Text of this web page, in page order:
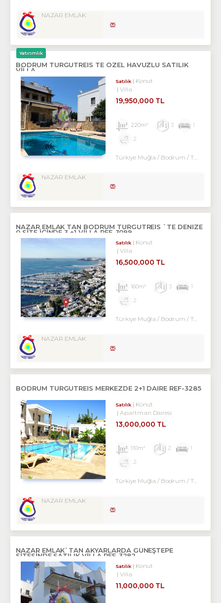
NAZAR EMLAK
Yatırımlık
BODRUM TURGUTREİS TE ÖZEL HAVUZLU SATILIK
VİLLA
Satılık
Konut
Villa
19,950,000 TL
220m² 3
1
2
Türkiye Muğla / Bodrum / Turgutreis
NAZAR EMLAK
NAZAR EMLAK TAN BODRUM TURGUTREİS `TE DENİZE
0 SİTE İÇİNDE 3 +1 VİLLA REF-3099
Satılık
Konut
Villa
16,500,000 TL
160m² 3
1
2
Türkiye Muğla / Bodrum / Turgutreis
NAZAR EMLAK
BODRUM TURGUTREİS MERKEZDE 2+1 DAİRE REF-3285
Satılık
Konut
Apartman Dairesi
13,000,000 TL
110m² 2
1
2
Türkiye Muğla / Bodrum / Turgutreis
NAZAR EMLAK
NAZAR EMLAK`TAN AKYARLARDA GÜNEŞTEPE
SİTESİNDE SATILIK VİLLA REF-3282
Satılık
Konut
Villa
11,000,000 TL